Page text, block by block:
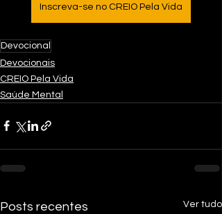
Inscreva-se no CREIO Pela Vida
Devocional
Devocionais
CREIO Pela Vida
Saúde Mental
Posts recentes Ver tudo